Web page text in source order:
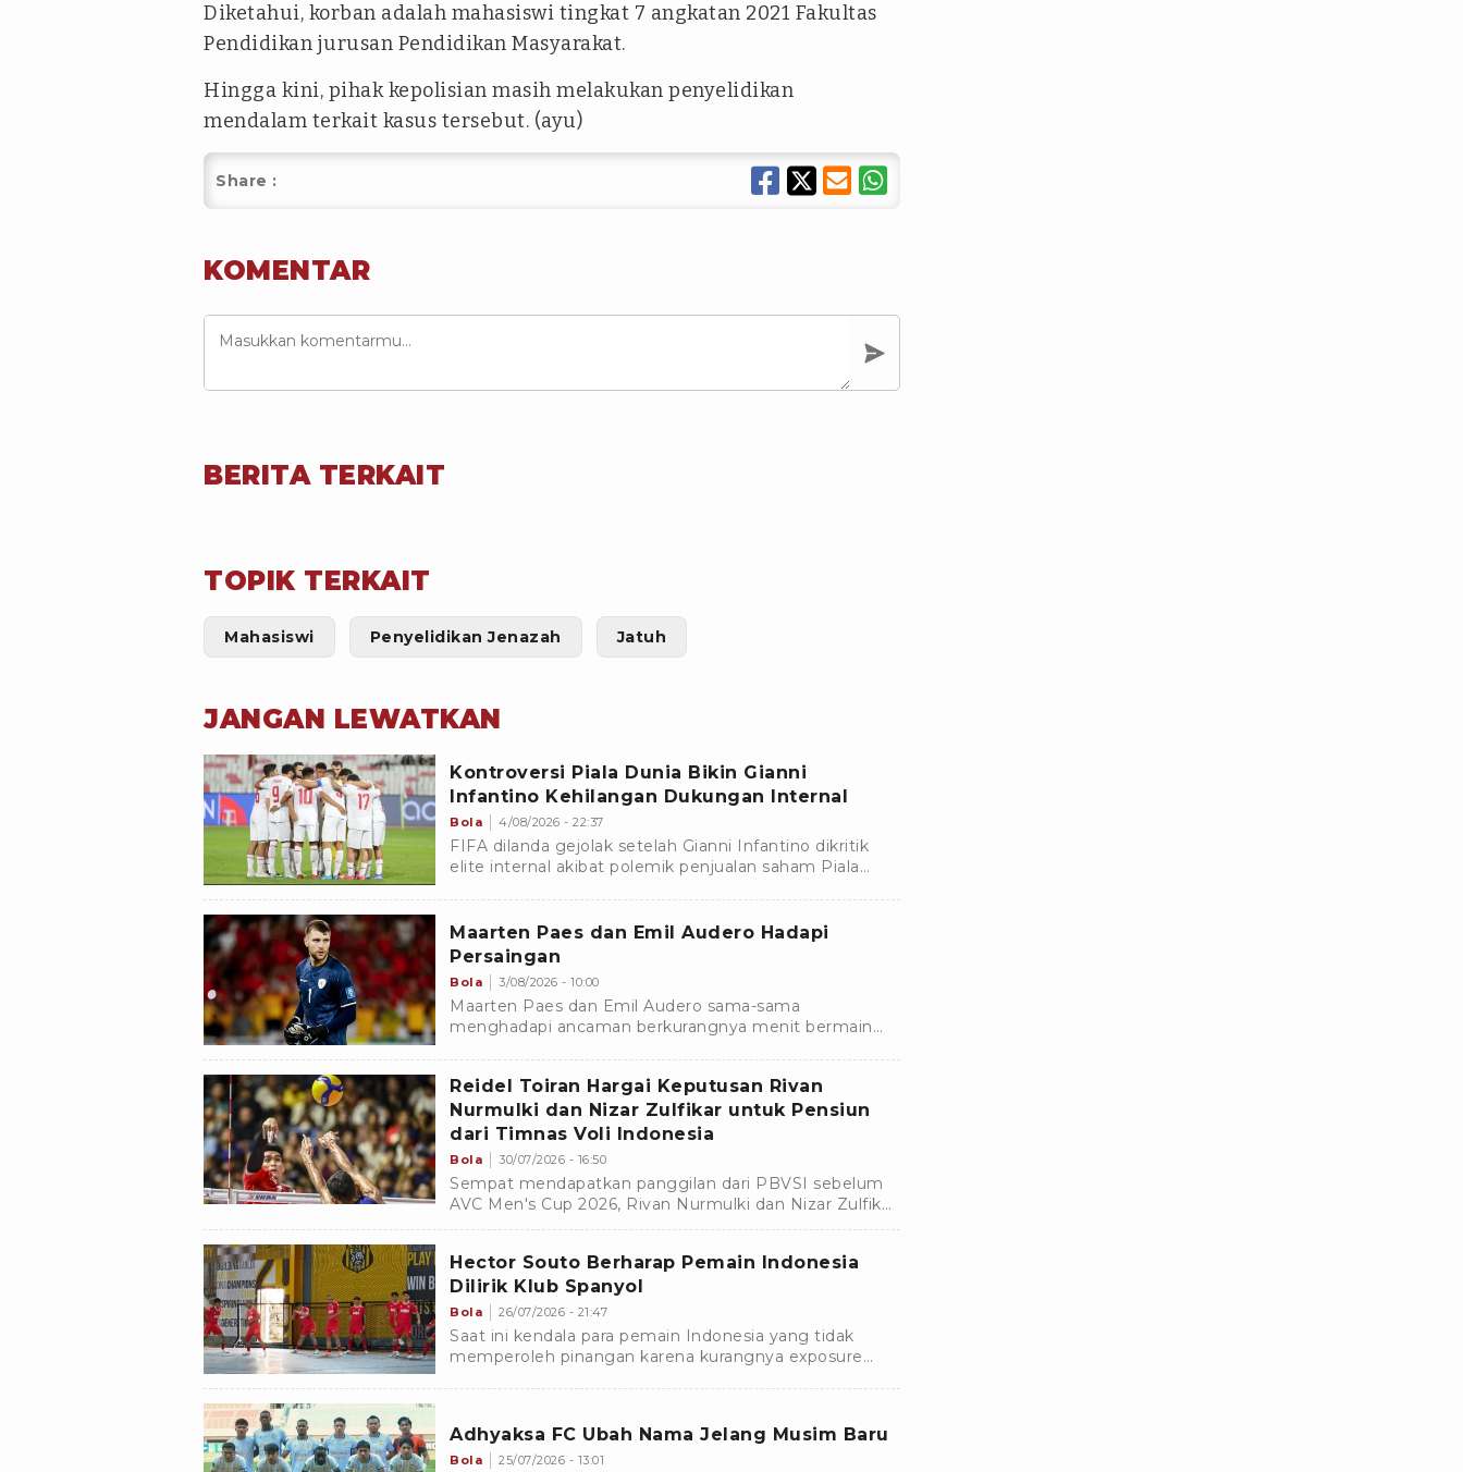
Diketahui, korban adalah mahasiswi tingkat 7 angkatan 2021 Fakultas
Pendidikan jurusan Pendidikan Masyarakat.
Hingga kini, pihak kepolisian masih melakukan penyelidikan
mendalam terkait kasus tersebut. (ayu)
Share :
KOMENTAR
BERITA TERKAIT
TOPIK TERKAIT
Mahasiswi Penyelidikan Jenazah Jatuh
JANGAN LEWATKAN
Kontroversi Piala Dunia Bikin Gianni
Infantino Kehilangan Dukungan Internal
Bola 4/08/2026 - 22:37
FIFA dilanda gejolak setelah Gianni Infantino dikritik
elite internal akibat polemik penjualan saham Piala
Maarten Paes dan Emil Audero Hadapi
Persaingan
Bola 3/08/2026 - 10:00
Maarten Paes dan Emil Audero sama-sama
menghadapi ancaman berkurangnya menit bermain
Reidel Toiran Hargai Keputusan Rivan
Nurmulki dan Nizar Zulfikar untuk Pensiun
dari Timnas Voli Indonesia
Bola 30/07/2026 - 16:50
Sempat mendapatkan panggilan dari PBVSI sebelum
AVC Men's Cup 2026, Rivan Nurmulki dan Nizar Zulfikar
memutuskan untuk mundur dari Timnas Voli Indonesia.
Hector Souto Berharap Pemain Indonesia
Dilirik Klub Spanyol
Bola 26/07/2026 - 21:47
Saat ini kendala para pemain Indonesia yang tidak
memperoleh pinangan karena kurangnya exposure
Adhyaksa FC Ubah Nama Jelang Musim Baru
Bola 25/07/2026 - 13:01